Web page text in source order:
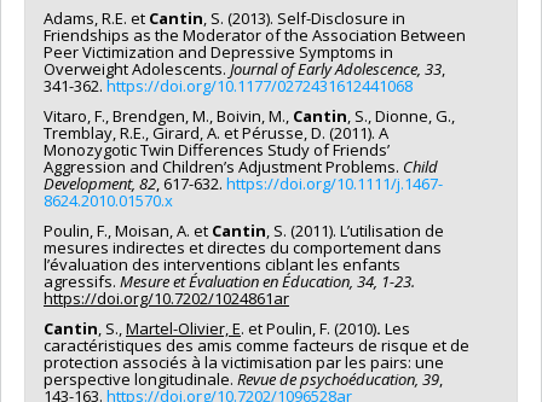
Adams, R.E. et Cantin, S. (2013). Self-Disclosure in
Friendships as the Moderator of the Association Between
Peer Victimization and Depressive Symptoms in
Overweight Adolescents. Journal of Early Adolescence, 33,
341-362. https://doi.org/10.1177/0272431612441068
Vitaro, F., Brendgen, M., Boivin, M., Cantin, S., Dionne, G.,
Tremblay, R.E., Girard, A. et Pérusse, D. (2011). A
Monozygotic Twin Differences Study of Friends’
Aggression and Children’s Adjustment Problems. Child
Development, 82, 617-632. https://doi.org/10.1111/j.1467-
8624.2010.01570.x
Poulin, F., Moisan, A. et Cantin, S. (2011). L’utilisation de
mesures indirectes et directes du comportement dans
l’évaluation des interventions ciblant les enfants
agressifs. Mesure et Évaluation en Éducation, 34, 1-23.
https://doi.org/10.7202/1024861ar
Cantin, S.,Martel-Olivier, E. et Poulin, F. (2010). Les
caractéristiques des amis comme facteurs de risque et de
protection associés à la victimisation par les pairs: une
perspective longitudinale. Revue de psychoéducation, 39,
143-163. https://doi.org/10.7202/1096528ar